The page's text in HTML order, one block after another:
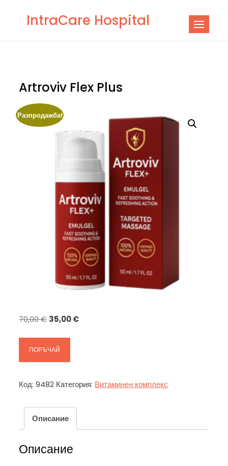
IntraCare Hospital
Artroviv Flex Plus
Разпродажба!
70,00€ Original
was:
70,00 €.
35,00€Текущата
ПОРЪЧАЙ
Код:9482 Категория: Витаминен комплекс
Описание
Описание